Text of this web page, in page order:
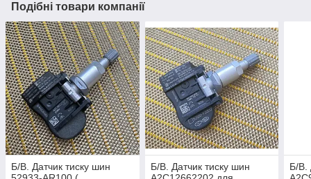
Подібні товари компанії
Б/В. Датчик тиску шин
Б/В. Датчик тиску шин
Б/В.